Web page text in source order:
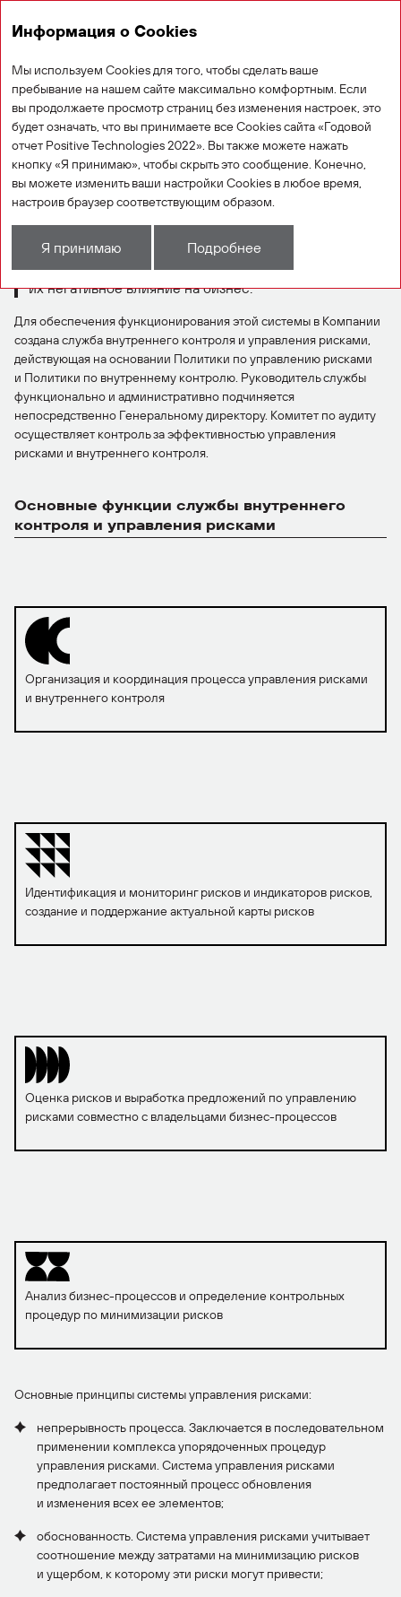
Годовой отчет 2022
Управление рисками и внутренний
контроль
Цель Компании в области управления рисками —
выстроить систему, которая позволит своевременно
выявлять, оценивать, контролировать
и предупреждать риски, возникающие в ходе
операционной деятельности, и минимизировать
их негативное влияние на бизнес.
Для обеспечения функционирования этой системы в Компании
создана служба внутреннего контроля и управления рисками,
действующая на основании Политики по управлению рисками
и Политики по внутреннему контролю. Руководитель службы
функционально и административно подчиняется
непосредственно Генеральному директору. Комитет по аудиту
осуществляет контроль за эффективностью управления
рисками и внутреннего контроля.
Основные функции службы внутреннего
контроля и управления рисками
Организация и координация процесса управления рисками
и внутреннего контроля
Идентификация и мониторинг рисков и индикаторов рисков,
создание и поддержание актуальной карты рисков
Оценка рисков и выработка предложений по управлению
рисками совместно с владельцами бизнес-процессов
Анализ бизнес-процессов и определение контрольных
процедур по минимизации рисков
Основные принципы системы управления рисками:
непрерывность процесса. Заключается в последовательном
применении комплекса упорядоченных процедур
управления рисками. Система управления рисками
предполагает постоянный процесс обновления
и изменения всех ее элементов;
обоснованность. Система управления рисками учитывает
соотношение между затратами на минимизацию рисков
и ущербом, к которому эти риски могут привести;
Информация о Cookies
Мы используем Cookies для того, чтобы сделать ваше
пребывание на нашем сайте максимально комфортным. Если
вы продолжаете просмотр страниц без изменения настроек, это
будет означать, что вы принимаете все Cookies сайта «Годовой
отчет Positive Technologies 2022». Вы также можете нажать
кнопку «Я принимаю», чтобы скрыть это сообщение. Конечно,
вы можете изменить ваши настройки Cookies в любое время,
настроив браузер соответствующим образом.
Я принимаю Подробнее